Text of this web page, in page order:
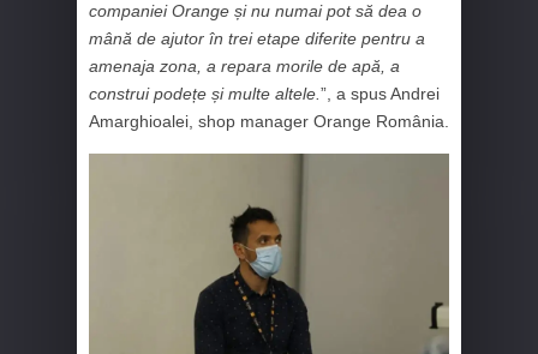
companiei Orange și nu numai pot să dea o
mână de ajutor în trei etape diferite pentru a
amenaja zona, a repara morile de apă, a
construi podețe și multe altele.”, a spus Andrei
Amarghioalei, shop manager Orange România.